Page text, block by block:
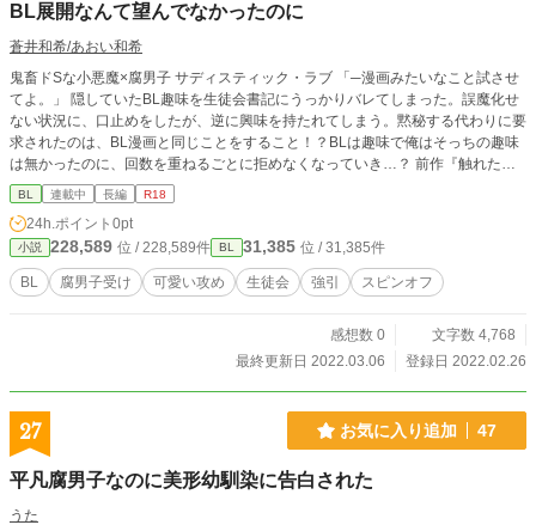
BL展開なんて望んでなかったのに
蒼井和希/あおい和希
鬼畜ドSな小悪魔×腐男子 サディスティック・ラブ 「─漫画みたいなこと試させ
てよ。」 隠していたBL趣味を生徒会書記にうっかりバレてしまった。誤魔化せ
ない状況に、口止めをしたが、逆に興味を持たれてしまう。黙秘する代わりに要
求されたのは、BL漫画と同じことをすること！？BLは趣味で俺はそっちの趣味
は無かったのに、回数を重ねるごとに拒めなくなっていき…？ 前作『触れた肌
が熱かった』スピンオフ ※前作を読んでいなくても読めます。 鷹也と和美の話
が気になる方はぜひ前作も見に行ってやってください ■キャラ 加藤学(かとう ま
なぶ) 高校３年生 前作、桜坂和美の友達。腐男子。 和美と鷹也の関係に興味
津々。自分は違ったのに薫に趣味がバレたことで、BL展開に引き込まれてしま
った。少女漫画みたいな恋愛に憧れているので、優しくされたい。 秋山 薫(あき
やま かおる) 3年生 生徒会書記。鷹也とは腐れ縁。 可愛い顔して人によって態度
相手、セフレに溺れるようになった。快楽主義者で、愛を知らない。あるキッカ
BL 連載中 長編 R18
24h.ポイント 0pt
小説 228,589 位 / 228,589件 BL 31,385 位 / 31,385件
BL 腐男子受け 可愛い攻め 生徒会 強引 スピンオフ
感想数 0
文字数 4,768
最終更新日 2022.03.06
登録日 2022.02.26
27 お気に入り追加 47
平凡腐男子なのに美形幼馴染に告白された
うた